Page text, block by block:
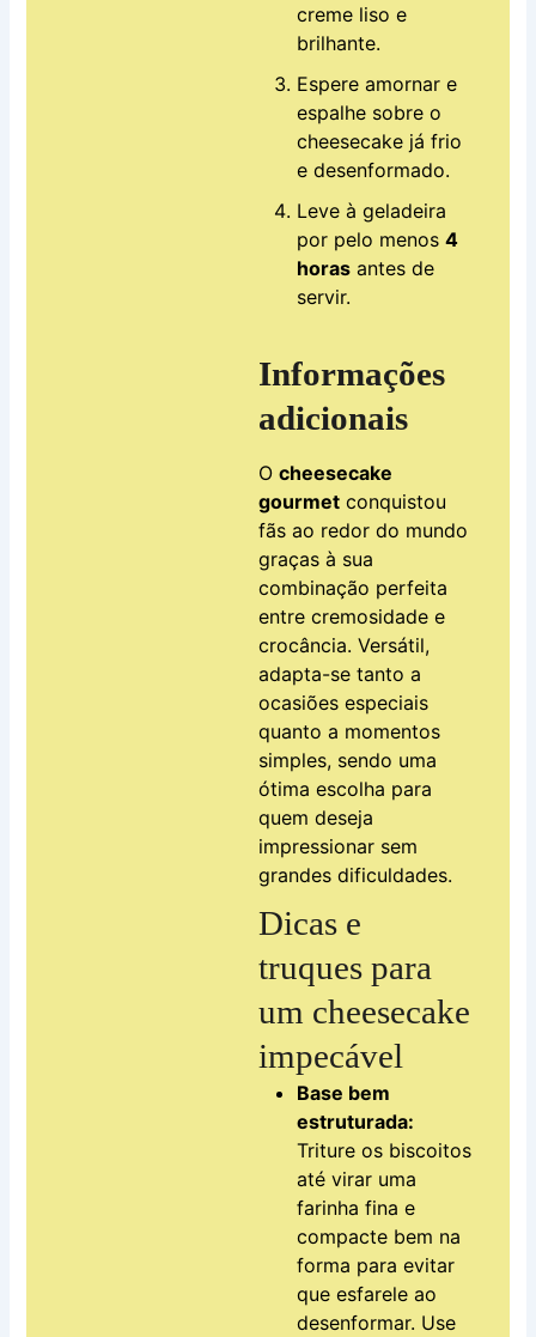
creme liso e
brilhante.
Espere amornar e
espalhe sobre o
cheesecake já frio
e desenformado.
Leve à geladeira
por pelo menos4
horas antes de
servir.
Informações
adicionais
Ocheesecake
gourmet conquistou
fãs ao redor do mundo
graças à sua
combinação perfeita
entre cremosidade e
crocância. Versátil,
adapta-se tanto a
ocasiões especiais
quanto a momentos
simples, sendo uma
ótima escolha para
quem deseja
impressionar sem
grandes dificuldades.
Dicas e
truques para
um cheesecake
impecável
Base bem
estruturada:
Triture os biscoitos
até virar uma
farinha fina e
compacte bem na
forma para evitar
que esfarele ao
desenformar. Use